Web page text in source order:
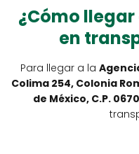
¿Cómo
en
Para llegar a la
Colima 254, Colonia
de México, C.P.